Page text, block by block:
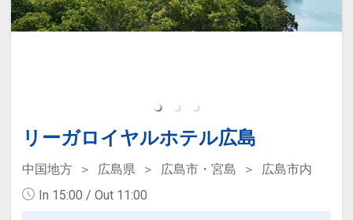
※写真は全てイメージです。
リーガロイヤルホテル広島
中国地方 広島県 広島市・宮島
広島市内
In 15:00 / Out 11:00